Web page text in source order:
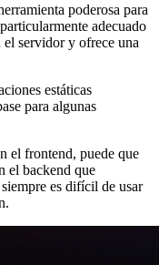
poderosa para
adecuado
el servidor y ofrece una
estáticas
para algunas
el frontend, puede que
el backend que
siempre es difícil de usar